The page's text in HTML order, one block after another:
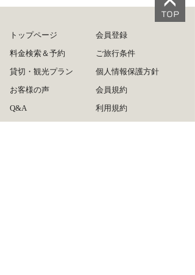
トップページ
料金検索＆予約
貸切・観光プラン
お客様の声
Q&A
会員登録
ご旅行条件
個人情報保護方針
会員規約
利用規約